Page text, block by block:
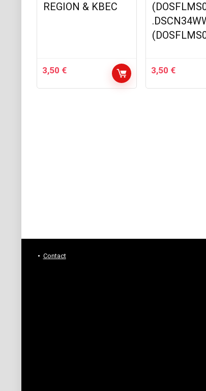
REGION & KBEC
3,50 € 3,50 €
Contact